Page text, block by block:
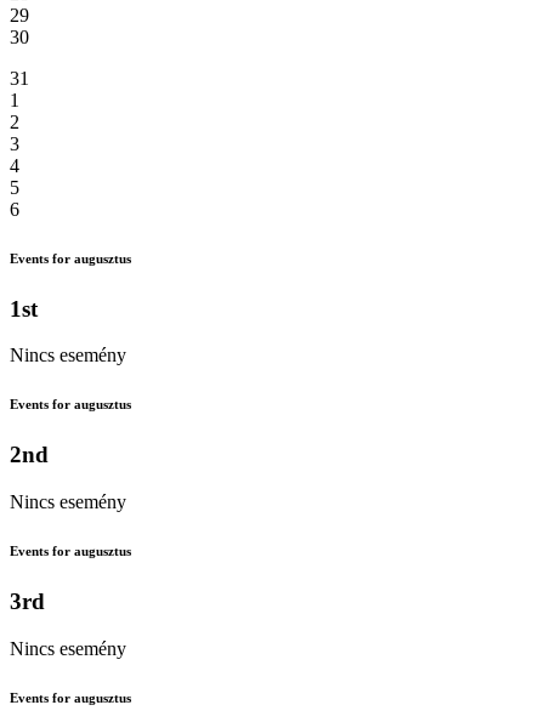
29
30
31
1
2
3
4
5
6
Events for augusztus
1st
Nincs esemény
Events for augusztus
2nd
Nincs esemény
Events for augusztus
3rd
Nincs esemény
Events for augusztus